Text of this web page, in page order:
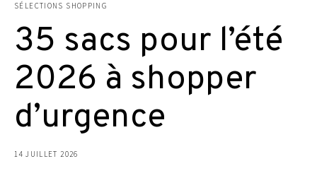
SÉLECTIONS SHOPPING
35 sacs pour l’été
2026 à shopper
d’urgence
14 JUILLET 2026